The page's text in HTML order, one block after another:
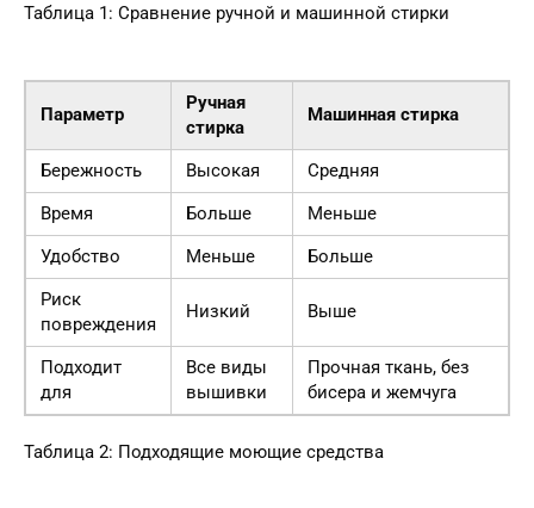
Таблица 1: Сравнение ручной и машинной стирки
Параметр
Ручная
стирка
Машинная стирка
Бережность Высокая
Средняя
Время
Больше
Меньше
Удобство
Меньше
Больше
Риск
повреждения
Низкий Выше
Подходит
для
Все виды
вышивки
Прочная ткань, без
бисера и жемчуга
Таблица 2: Подходящие моющие средства